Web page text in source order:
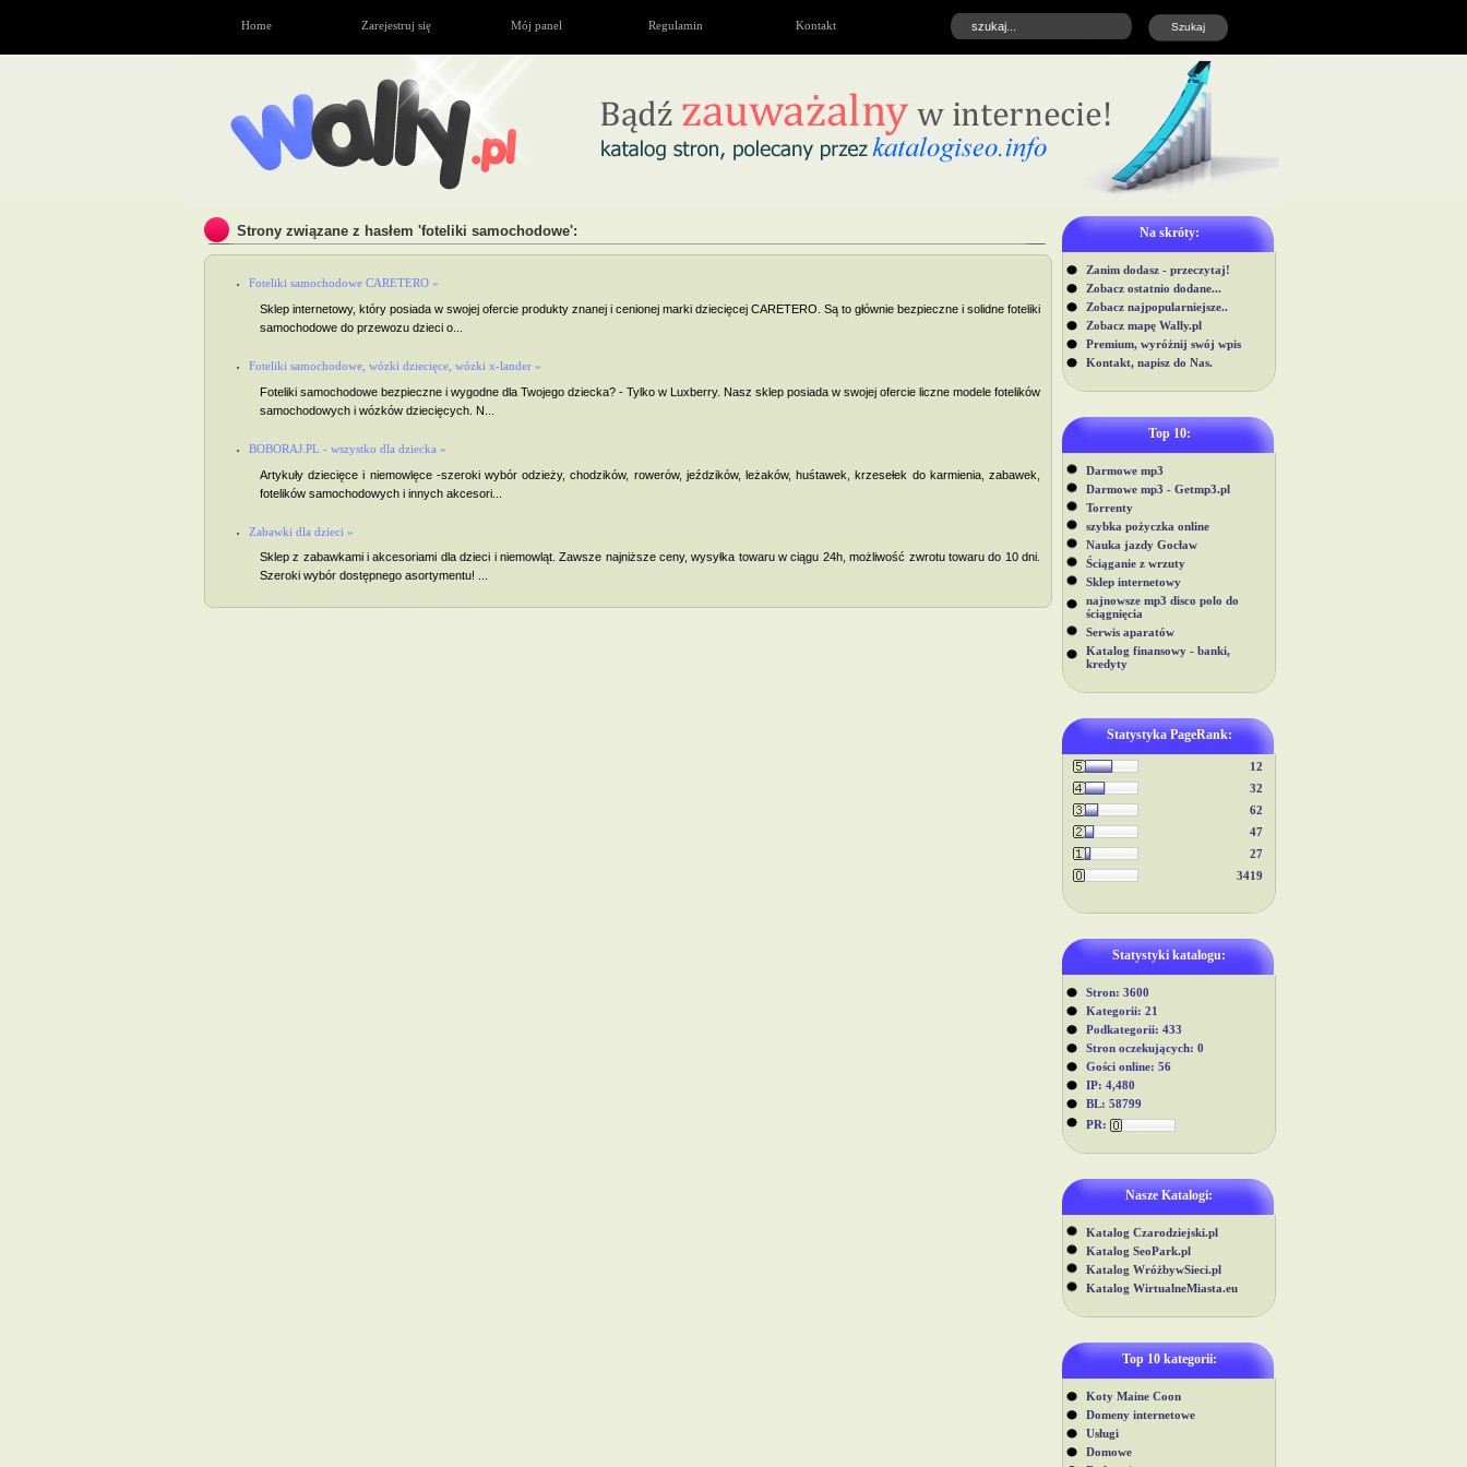
Home Zarejestruj się Mój panel Regulamin Kontakt
Na skróty:
Zanim dodasz - przeczytaj!
Zobacz ostatnio dodane...
Zobacz najpopularniejsze..
Zobacz mapę Wally.pl
Premium, wyróżnij swój wpis
Kontakt, napisz do Nas.
Top 10:
Darmowe mp3
Darmowe mp3 - Getmp3.pl
Torrenty
szybka pożyczka online
Nauka jazdy Gocław
Ściąganie z wrzuty
Sklep internetowy
najnowsze mp3 disco polo do
ściągnięcia
Serwis aparatów
Katalog finansowy - banki,
kredyty
Statystyka PageRank:
12
32
62
47
27
3419
Statystyki katalogu:
Stron: 3600
Kategorii: 21
Podkategorii: 433
Stron oczekujących: 0
Gości online: 56
IP: 4,480
BL: 58799
PR:
Nasze Katalogi:
Katalog Czarodziejski.pl
Katalog SeoPark.pl
Katalog WróżbywSieci.pl
Katalog WirtualneMiasta.eu
Top 10 kategorii:
Koty Maine Coon
Domeny internetowe
Usługi
Domowe
Strony związane z hasłem 'foteliki samochodowe':
Foteliki samochodowe CARETERO »
Sklep internetowy, który posiada w swojej ofercie produkty znanej i cenionej marki dziecięcej CARETERO. Są to głównie bezpieczne i solidne foteliki
samochodowe do przewozu dzieci o...
Foteliki samochodowe, wózki dziecięce, wózki x-lander »
Foteliki samochodowe bezpieczne i wygodne dla Twojego dziecka? - Tylko w Luxberry. Nasz sklep posiada w swojej ofercie liczne modele fotelików
samochodowych i wózków dziecięcych. N...
BOBORAJ.PL - wszystko dla dziecka »
Artykuły dziecięce i niemowlęce -szeroki wybór odzieży, chodzików, rowerów, jeździków, leżaków, huśtawek, krzesełek do karmienia, zabawek,
fotelików samochodowych i innych akcesori...
Zabawki dla dzieci »
Sklep z zabawkami i akcesoriami dla dzieci i niemowląt. Zawsze najniższe ceny, wysyłka towaru w ciągu 24h, możliwość zwrotu towaru do 10 dni.
Szeroki wybór dostępnego asortymentu! ...